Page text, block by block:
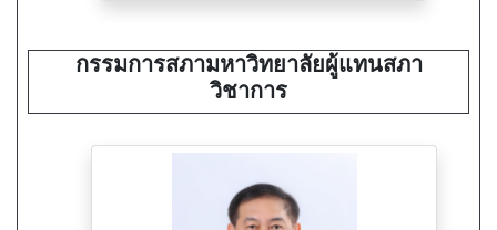
กรรมการสภามหาวิทยาลัยผู้แทนสภา
วิชาการ